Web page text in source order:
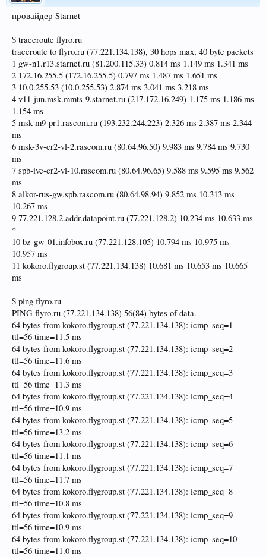
провайдер Starnet
$ traceroute flyro.ru
traceroute to flyro.ru (77.221.134.138), 30 hops max, 40 byte packets
1 gw-n1.r13.starnet.ru (81.200.115.33) 0.814 ms 1.149 ms 1.341 ms
2 172.16.255.5 (172.16.255.5) 0.797 ms 1.487 ms 1.651 ms
3 10.0.255.53 (10.0.255.53) 2.874 ms 3.041 ms 3.218 ms
4 v11-jun.msk.mmts-9.starnet.ru (217.172.16.249) 1.175 ms 1.186 ms
1.154 ms
5 msk-m9-pr1.rascom.ru (193.232.244.223) 2.326 ms 2.387 ms 2.344
ms
6 msk-3v-cr2-vl-2.rascom.ru (80.64.96.50) 9.983 ms 9.784 ms 9.730
ms
7 spb-ivc-cr2-vl-10.rascom.ru (80.64.96.65) 9.588 ms 9.595 ms 9.562
ms
8 alkor-rus-gw.spb.rascom.ru (80.64.98.94) 9.852 ms 10.313 ms
10.267 ms
9 77.221.128.2.addr.datapoint.ru (77.221.128.2) 10.234 ms 10.633 ms
*
10 bz-gw-01.infobox.ru (77.221.128.105) 10.794 ms 10.975 ms
10.957 ms
11 kokoro.flygroup.st (77.221.134.138) 10.681 ms 10.653 ms 10.665
ms
$ ping flyro.ru
PING flyro.ru (77.221.134.138) 56(84) bytes of data.
64 bytes from kokoro.flygroup.st (77.221.134.138): icmp_seq=1
ttl=56 time=11.5 ms
64 bytes from kokoro.flygroup.st (77.221.134.138): icmp_seq=2
ttl=56 time=11.6 ms
64 bytes from kokoro.flygroup.st (77.221.134.138): icmp_seq=3
ttl=56 time=11.3 ms
64 bytes from kokoro.flygroup.st (77.221.134.138): icmp_seq=4
ttl=56 time=10.9 ms
64 bytes from kokoro.flygroup.st (77.221.134.138): icmp_seq=5
ttl=56 time=13.2 ms
64 bytes from kokoro.flygroup.st (77.221.134.138): icmp_seq=6
ttl=56 time=11.1 ms
64 bytes from kokoro.flygroup.st (77.221.134.138): icmp_seq=7
ttl=56 time=11.7 ms
64 bytes from kokoro.flygroup.st (77.221.134.138): icmp_seq=8
ttl=56 time=10.8 ms
64 bytes from kokoro.flygroup.st (77.221.134.138): icmp_seq=9
ttl=56 time=10.9 ms
64 bytes from kokoro.flygroup.st (77.221.134.138): icmp_seq=10
ttl=56 time=11.0 ms